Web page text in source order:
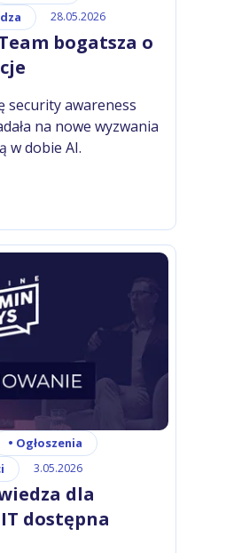
28.05.2026
bogatsza o
security awareness
na nowe wyzwania
w dobie AI.
• Ogłoszenia
3.05.2026
dla
dostępna